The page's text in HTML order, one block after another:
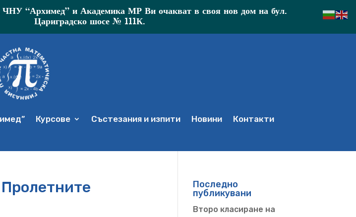
“Архимед” и Академика МР Ви очакват в своя нов дом на бул.
Цариградско шосе № 111К.
Курсове Състезания и изпити Новини Контакти
Последно
публикувани
Второ класиране на